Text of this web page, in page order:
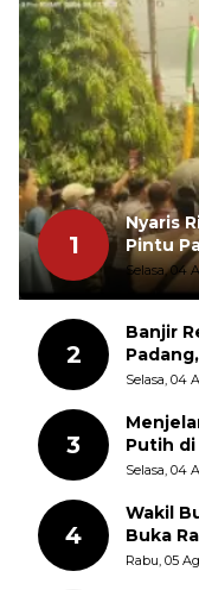
1
Nyaris
Pintu
Selasa, 04
2
Banjir
Selasa, 04
3
Putih
Disorot
Selasa, 04
4
Wakil
Buka
Rabu, 05